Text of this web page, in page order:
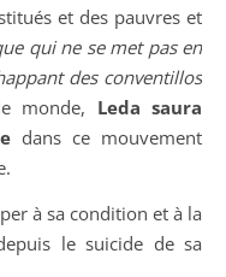
et des pauvres et
qui ne se met pas en
des conventillos
monde, Leda saura
dans ce mouvement
à sa condition et à la
le suicide de sa